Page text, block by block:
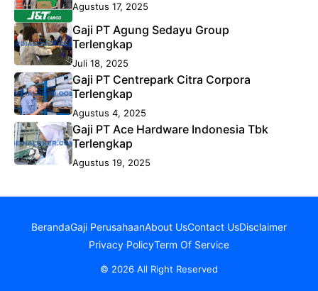
Agustus 17, 2025
Gaji PT Agung Sedayu Group
Terlengkap
Juli 18, 2025
Gaji PT Centrepark Citra Corpora
Terlengkap
Agustus 4, 2025
Gaji PT Ace Hardware Indonesia Tbk
Terlengkap
Agustus 19, 2025
BerandaGaji PerusahaanAbout UsContact UsDisclaimer
Privacy PolicyTerm Of Service
© 2026 All Right Reserved